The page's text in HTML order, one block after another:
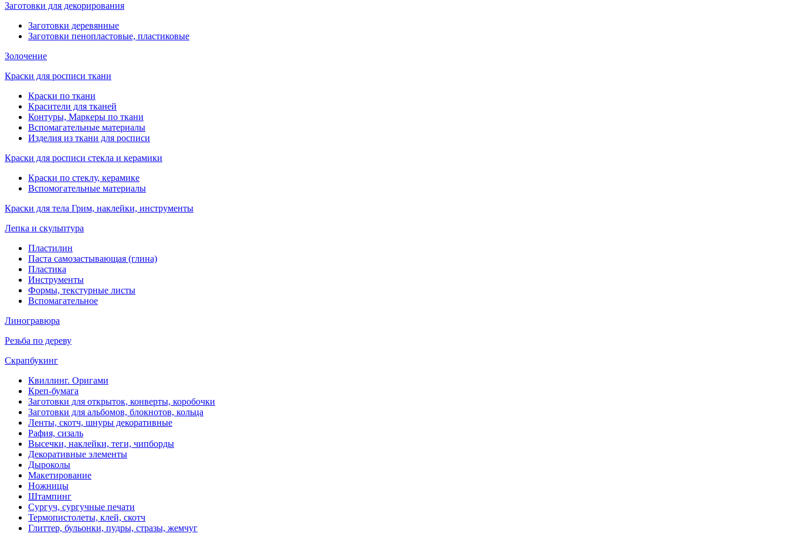
Заготовки для декорирования
Заготовки деревянные
Заготовки пенопластовые, пластиковые
Золочение
Краски для росписи ткани
Краски по ткани
Красители для тканей
Контуры, Маркеры по ткани
Вспомагательные материалы
Изделия из ткани для росписи
Краски для росписи стекла и керамики
Краски по стеклу, керамике
Вспомогательные материалы
Краски для тела Грим, наклейки, инструменты
Лепка и скульптура
Пластилин
Паста самозастывающая (глина)
Пластика
Инструменты
Формы, текстурные листы
Вспомагательное
Линогравюра
Резьба по дереву
Скрапбукинг
Квиллинг. Оригами
Креп-бумага
Заготовки для открыток, конверты, коробочки
Заготовки для альбомов, блокнотов, кольца
Ленты, скотч, шнуры декоративные
Рафия, сизаль
Высечки, наклейки, теги, чипборды
Декоративные элементы
Дыроколы
Макетирование
Ножницы
Штампинг
Сургуч, сургучные печати
Термопистолеты, клей, скотч
Глиттер, бульонки, пудры, стразы, жемчуг